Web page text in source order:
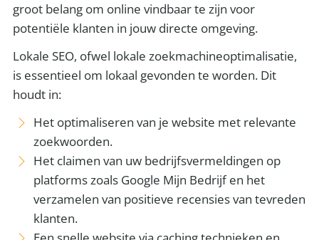
groot belang om online vindbaar te zijn voor
potentiële klanten in jouw directe omgeving.
Lokale SEO, ofwel lokale zoekmachineoptimalisatie,
is essentieel om lokaal gevonden te worden. Dit
houdt in:
Het optimaliseren van je website met relevante
zoekwoorden.
Het claimen van uw bedrijfsvermeldingen op
platforms zoals Google Mijn Bedrijf en het
verzamelen van positieve recensies van tevreden
klanten.